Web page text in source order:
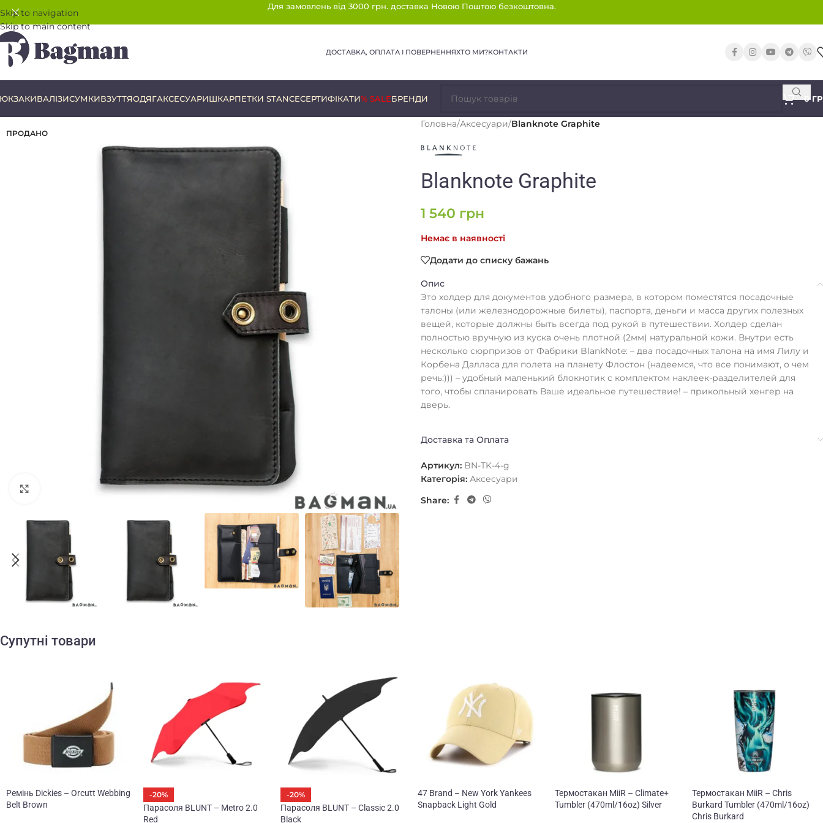
Skip to navigation
Skip to main content
Для замовлень від 3000 грн. доставка Новою Поштою безкоштовна.
ДОСТАВКА, ОПЛАТА І ПОВЕРНЕННЯХТО МИ?КОНТАКТИ
ВАЛІЗИСУМКИВЗУТТЯОДЯГАКСЕСУАРИШКАРПЕТКИ STANCEСЕРТИФІКАТИ% SALEБРЕНДИ 0
ПРОДАНО
Клацніть, щоб збільшити
Головна/Аксесуари/Blanknote Graphite
Blanknote Graphite
1 540 грн
Немає в наявності
Додати до списку бажань
Опис
Это холдер для документов удобного размера, в котором поместятся посадочные
талоны (или железнодорожные билеты), паспорта, деньги и масса других полезных
вещей, которые должны быть всегда под рукой в путешествии. Холдер сделан
полностью вручную из куска очень плотной (2мм) натуральной кожи. Внутри есть
несколько сюрпризов от Фабрики BlankNote: – два посадочных талона на имя Лилу и
Корбена Далласа для полета на планету Флостон (надеемся, что все понимают, о чем
речь:))) – удобный маленький блокнотик с комплектом наклеек-разделителей для
того, чтобы спланировать Ваше идеальное путешествие! – прикольный хенгер на
дверь.
Доставка та Оплата
Артикул: BN-TK-4-g
Категорія: Аксесуари
Share:
Супутні товари
Ремінь Dickies – Orcutt Webbing
Belt Brown
-20%
Парасоля BLUNT – Metro 2.0
Red
-20%
Парасоля BLUNT – Classic 2.0
Black
47 Brand – New York Yankees
Snapback Light Gold
Термостакан MiiR – Climate+
Tumbler (470ml/16oz) Silver
Термостакан MiiR – Chris
Burkard Tumbler (470ml/16oz)
Chris Burkard